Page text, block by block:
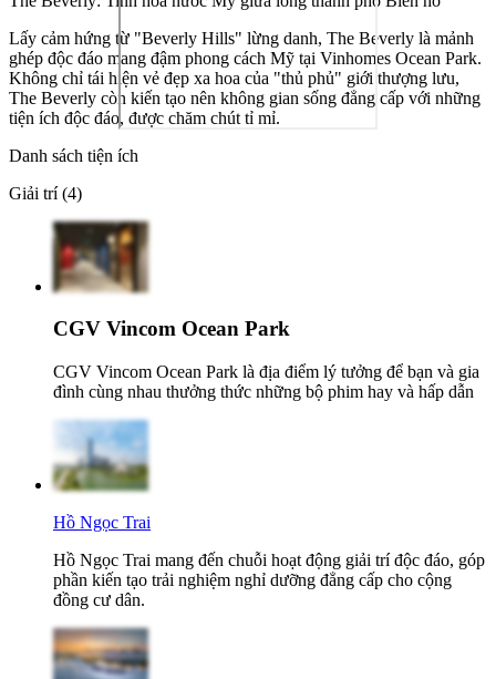
Lấy cảm hứng từ "Beverly Hills" lừng danh, The Beverly là mảnh
ghép độc đáo mang đậm phong cách Mỹ tại Vinhomes Ocean Park.
Không chỉ tái hiện vẻ đẹp xa hoa của "thủ phủ" giới thượng lưu,
The Beverly còn kiến tạo nên không gian sống đẳng cấp với những
tiện ích độc đáo, được chăm chút tỉ mỉ.
Danh sách tiện ích
Giải trí (4)
CGV Vincom Ocean Park
CGV Vincom Ocean Park là địa điểm lý tưởng để bạn và gia
đình cùng nhau thưởng thức những bộ phim hay và hấp dẫn
Hồ Ngọc Trai
Hồ Ngọc Trai mang đến chuỗi hoạt động giải trí độc đáo, góp
phần kiến tạo trải nghiệm nghỉ dưỡng đẳng cấp cho cộng
đồng cư dân.